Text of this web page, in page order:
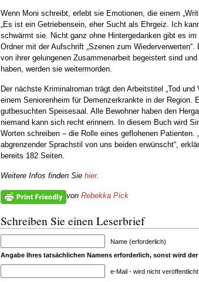
Wenn Moni schreibt, erlebt sie Emotionen, die einem
„Es ist ein Getriebensein, eher Sucht als Ehrgeiz. Ich
schwärmt sie. Nicht ganz ohne Hintergedanken gibt es
Ordner mit der Aufschrift „Szenen zum
von ihrer gelungenen Zusammenarbeit begeistert sind
haben, werden sie weitermorden.
Der nächste Kriminalroman trägt den Arbeitstitel „Tod und
einem Seniorenheim für Demenzerkrankte in der Region.
gutbesuchten Speisesaal. Alle Bewohner haben den
niemand kann sich recht erinnern. In diesem Buch wird
Worten schreiben – die Rolle eines geflohenen Patienten.
abgrenzender Sprachstil von uns beiden erwünscht“,
bereits 182 Seiten.
Weitere Infos finden Sie hier.
von Rebekka Pick
Schreiben Sie einen Leserbrief
Name (erforderlich)
Angabe Ihres tatsächlichen Namens erforderlich, sonst wird der
e-Mail - wird nicht